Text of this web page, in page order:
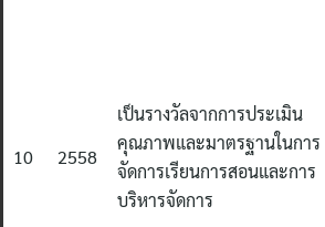
10 2558
เป็นรางวัลจากการประเมิน
คุณภาพและมาตรฐานในการ
จัดการเรียนการสอนและการ
บริหารจัดการ